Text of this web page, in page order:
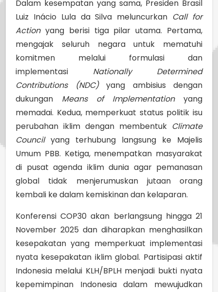
Dalam kesempatan yang sama, Presiden Brasil
Luiz Inácio Lula da Silva meluncurkan Call for
Actionyang berisi tiga pilar utama. Pertama,
mengajak seluruh negara untuk mematuhi
komitmen melalui formulasi dan
implementasi Nationally Determined
Contributions (NDC)yang ambisius dengan
dukungan Means of Implementationyang
memadai. Kedua, memperkuat status politik isu
perubahan iklim dengan membentuk Climate
Councilyang terhubung langsung ke Majelis
Umum PBB. Ketiga, menempatkan masyarakat
di pusat agenda iklim dunia agar pemanasan
global tidak menjerumuskan jutaan orang
kembali ke dalam kemiskinan dan kelaparan.
Konferensi COP30 akan berlangsung hingga 21
November 2025 dan diharapkan menghasilkan
kesepakatan yang memperkuat implementasi
nyata kesepakatan iklim global. Partisipasi aktif
Indonesia melalui KLH/BPLH menjadi bukti nyata
kepemimpinan Indonesia dalam mewujudkan